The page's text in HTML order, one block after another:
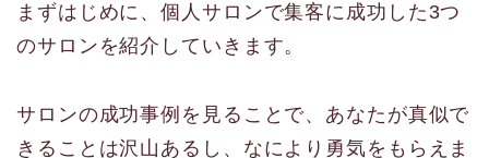
まずはじめに、個人サロンで集客に成功した3つ
のサロンを紹介していきます。
サロンの成功事例を見ることで、あなたが真似で
きることは沢山あるし、なにより勇気をもらえま